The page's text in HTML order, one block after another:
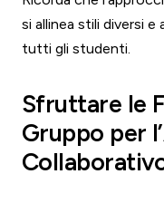
si allinea stili diversi e
tutti gli studenti.
Sfruttare le
Gruppo per